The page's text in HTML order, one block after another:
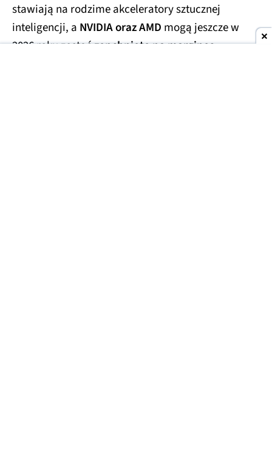
stawiają na rodzime akceleratory sztucznej
inteligencji, a NVIDIA oraz AMD mogą jeszcze w
2026 roku zostaćzepchnięte na margines